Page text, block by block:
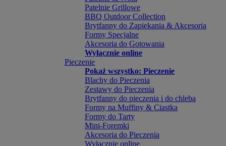
Patelnie Grillowe
BBQ Outdoor Collection
Brytfanny do Zapiekania & Akcesoria
Formy Specjalne
Akcesoria do Gotowania
Wyłącznie online
Pieczenie
Pokaż wszystko: Pieczenie
Blachy do Pieczenia
Zestawy do Pieczenia
Brytfanny do pieczenia i do chleba
Formy na Muffiny & Ciastka
Formy do Tarty
Mini-Foremki
Akcesoria do Pieczenia
Wyłącznie online